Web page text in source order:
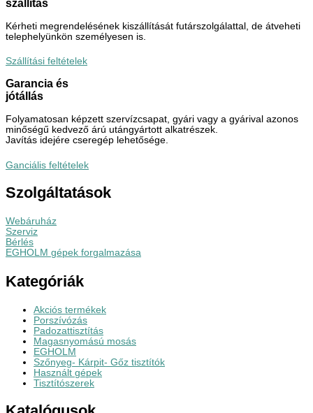
szállítás
Kérheti megrendelésének kiszállítását futárszolgálattal, de átveheti
telephelyünkön személyesen is.
Szállítási feltételek
Garancia és
jótállás
Folyamatosan képzett szervízcsapat, gyári vagy a gyárival azonos
minőségű kedvező árú utángyártott alkatrészek.
Javítás idejére cseregép lehetősége.
Ganciális feltételek
Szolgáltatások
Webáruház
Szerviz
Bérlés
EGHOLM gépek forgalmazása
Kategóriák
Akciós termékek
Porszívózás
Padozattisztítás
Magasnyomású mosás
EGHOLM
Szőnyeg- Kárpit- Gőz tisztítók
Használt gépek
Tisztítószerek